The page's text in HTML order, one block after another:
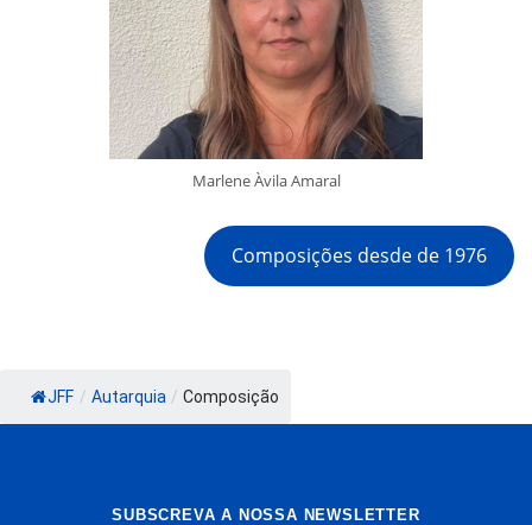
Marlene Àvila Amaral
Composições desde de 1976
JFF / Autarquia / Composição
SUBSCREVA A NOSSA NEWSLETTER